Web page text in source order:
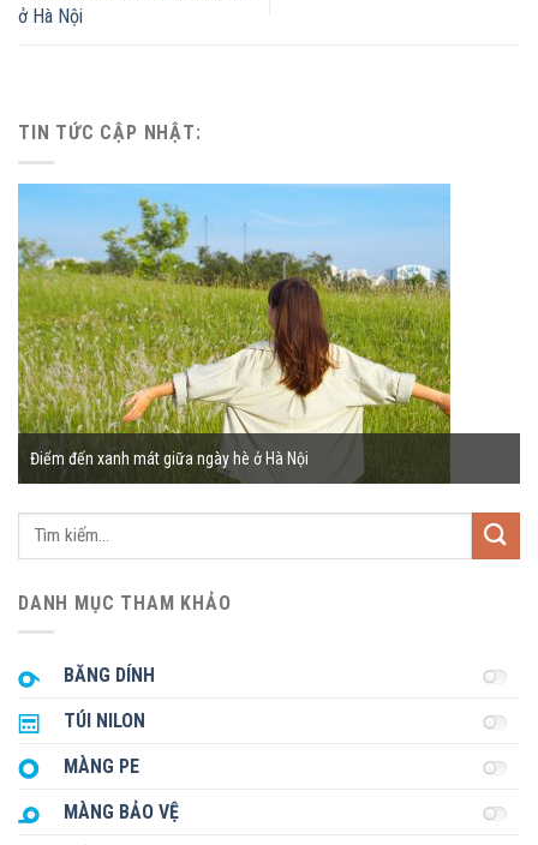
ở Hà Nội
TIN TỨC CẬP NHẬT:
Điểm đến xanh mát giữa ngày hè ở Hà Nội
Tìm
DANH MỤC THAM KHẢO
BĂNG DÍNH
TÚI NILON
MÀNG PE
MÀNG BẢO VỆ